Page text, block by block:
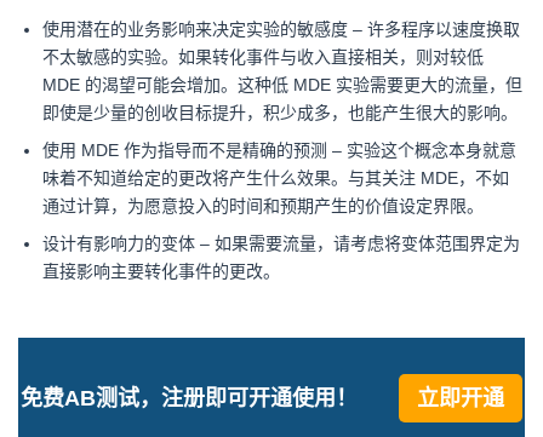
使用潜在的业务影响来决定实验的敏感度 – 许多程序以速度换取
不太敏感的实验。如果转化事件与收入直接相关，则对较低
MDE 的渴望可能会增加。这种低 MDE 实验需要更大的流量，但
即使是少量的创收目标提升，积少成多，也能产生很大的影响。
使用 MDE 作为指导而不是精确的预测 – 实验这个概念本身就意
味着不知道给定的更改将产生什么效果。与其关注 MDE，不如
通过计算，为愿意投入的时间和预期产生的价值设定界限。
设计有影响力的变体 – 如果需要流量，请考虑将变体范围界定为
直接影响主要转化事件的更改。
免费AB测试，注册即可开通使用！ 立即开通